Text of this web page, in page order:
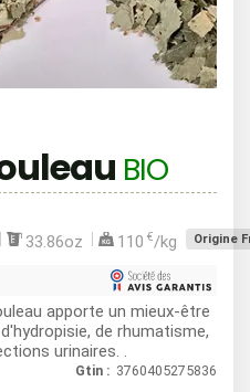
BIO
33.86oz 110 €/kg Origine
apporte un mieux-être
de rhumatisme,
urinaires. .
Gtin : 3760405275836